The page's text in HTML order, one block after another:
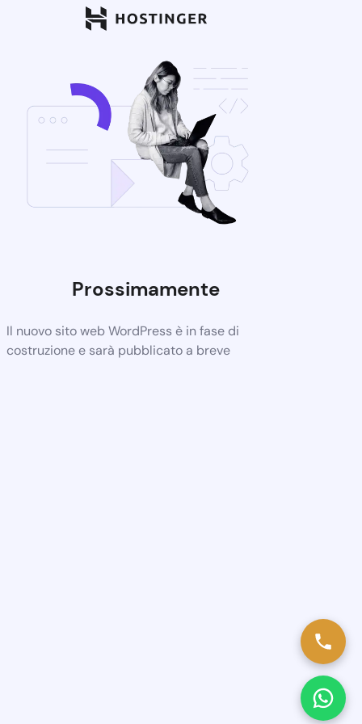
Prossimamente
Il nuovo sito web WordPress è in fase di
costruzione e sarà pubblicato a breve